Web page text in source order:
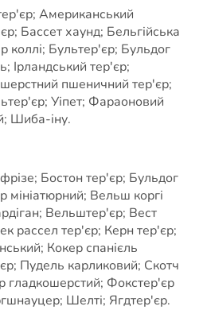
Американський
Бассет хаунд; Бельгійська
коллі; Бультер'єр; Бульдог
Ірландський тер'єр;
пшеничний тер'єр;
Уіпет; Фараоновий
Шиба-іну.
Бостон тер'єр; Бульдог
Вельш коргі
Вельштер'єр; Вест
рассел тер'єр; Керн тер'єр;
Кокер спанієль
Пудель карликовий; Скотч
гладкошерстий; Фокстер'єр
Шелті; Ягдтер'єр.